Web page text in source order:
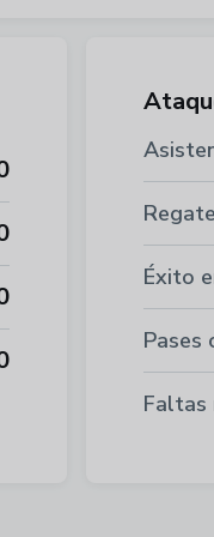
Éxito
Pases
Faltas